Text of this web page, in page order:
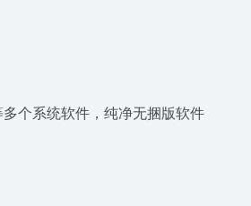
个系统软件，纯净无捆版软件